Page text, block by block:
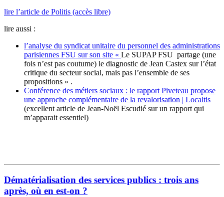
lire l’article de Politis (accès libre)
lire aussi :
l’analyse du syndicat unitaire du personnel des administrations
parisiennes FSU sur son site « Le SUPAP FSU partage (une
fois n’est pas coutume) le diagnostic de Jean Castex sur l’état
critique du secteur social, mais pas l’ensemble de ses
propositions » .
Conférence des métiers sociaux : le rapport Piveteau propose
une approche complémentaire de la revalorisation | Localtis
(excellent article de Jean-Noël Escudié sur un rapport qui
m’apparait essentiel)
Dématérialisation des services publics : trois ans
après, où en est-on ?